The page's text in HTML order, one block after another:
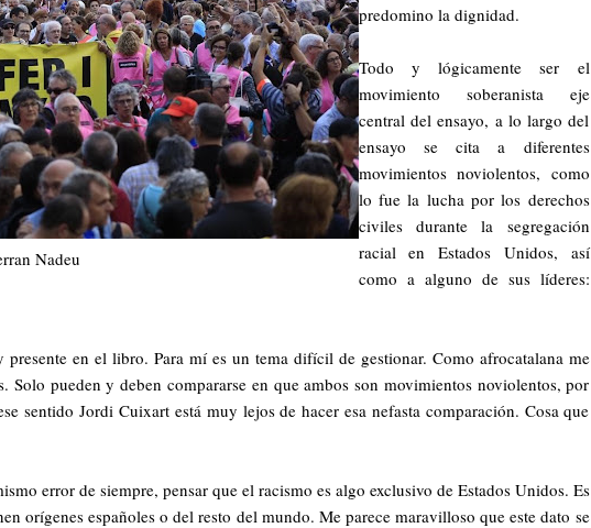
Nadeu
predomino la dignidad.
Todo y lógicamente ser el
movimiento soberanista eje
central del ensayo, a lo largo del
ensayo se cita a diferentes
movimientos noviolentos, como
lo fue la lucha por los derechos
civiles durante la segregación
racial en Estados Unidos, así
como a alguno de sus líderes:
en el libro. Para mí es un tema difícil de gestionar. Como afrocatalana me
Solo pueden y deben compararse en que ambos son movimientos noviolentos, por
sentido Jordi Cuixart está muy lejos de hacer esa nefasta comparación. Cosa que
error de siempre, pensar que el racismo es algo exclusivo de Estados Unidos. Es
orígenes españoles o del resto del mundo. Me parece maravilloso que este dato se